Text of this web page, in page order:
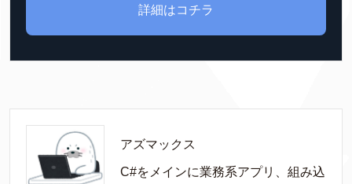
詳細はコチラ
アズマックス
C#をメインに業務系アプリ、組み込